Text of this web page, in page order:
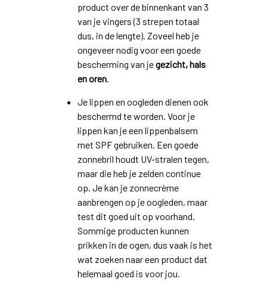
product over de binnenkant van 3
van je vingers (3 strepen totaal
dus, in de lengte). Zoveel heb je
ongeveer nodig voor een goede
bescherming van jegezicht, hals
en oren.
Je lippen en oogleden dienen ook
beschermd te worden. Voor je
lippen kan je een lippenbalsem
met SPF gebruiken. Een goede
zonnebril houdt UV-stralen tegen,
maar die heb je zelden continue
op. Je kan je zonnecrème
aanbrengen op je oogleden, maar
test dit goed uit op voorhand.
Sommige producten kunnen
prikken in de ogen, dus vaak is het
wat zoeken naar een product dat
helemaal goed is voor jou.